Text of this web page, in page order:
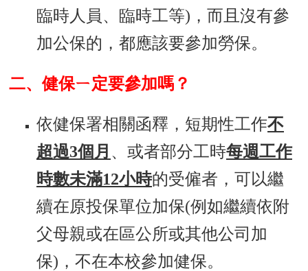
表
單
臨時人員、臨時工等)，而且沒有參
加公保的，都應該要參加勞保。
二、健保ㄧ定要參加嗎？
依健保署相關函釋，短期性工作不
超過3個月 、或者部分工時每週工作
時數未滿12小時的受僱者，可以繼
續在原投保單位加保(例如繼續依附
父母親或在區公所或其他公司加
保)，不在本校參加健保。